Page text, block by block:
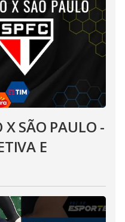
X SÃO PAULO -
E